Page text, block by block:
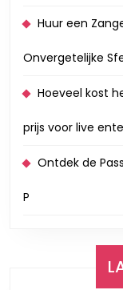
Huur een
Onvergetelijke
Hoeveel kost
prijs voor live
Ontdek de
P